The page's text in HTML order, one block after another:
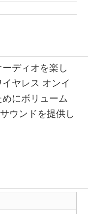
ディオを楽し
ヤレス オンイ
にボリューム
ウンドを提供し